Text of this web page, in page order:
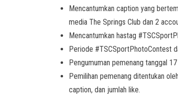
Mencantumkan caption yang
media The Springs Club dan 2
Mencantumkan hastag
Periode #TSCSportPhotoContest
Pengumuman pemenang tanggal
Pemilihan pemenang ditentukan
caption, dan jumlah like.